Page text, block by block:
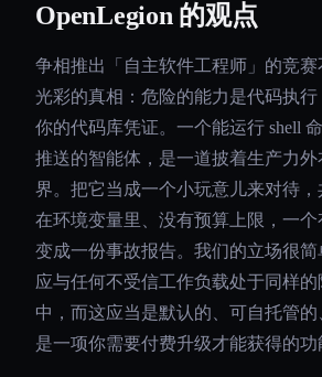
OpenLegion 的观点
争相推出「自主软件工程师」的竞
光彩的真相：危险的能力是代码执
你的代码库凭证。一个能运行 shell
推送的智能体，是一道披着生产力
界。把它当成一个小玩意儿来对待
在环境变量里、没有预算上限，一
变成一份事故报告。我们的立场很
应与任何不受信工作负载处于同样
中，而这应当是默认的、可自托管
是一项你需要付费升级才能获得的功